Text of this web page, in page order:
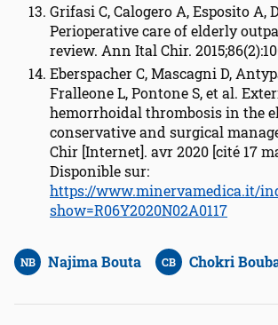
Grifasi C, Calogero A, Esposito A,
Perioperative care of elderly
review. Ann Ital Chir.
Eberspacher C, Mascagni D,
Fralleone L, Pontone S, et al.
hemorrhoidal thrombosis in the
conservative and surgical
Chir [Internet]. avr 2020 [cité 17
Disponible sur:
https://www.minervamedica.it/
show=R06Y2020N02A0117
NB Najima Bouta CB Chokri